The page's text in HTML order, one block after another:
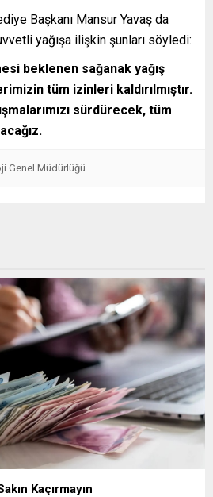
Başkanı Mansur Yavaş da
yağışa ilişkin şunları söyledi:
beklenen sağanak yağış
tüm izinleri kaldırılmıştır.
sürdürecek, tüm
Genel Müdürlüğü
Kaçırmayın